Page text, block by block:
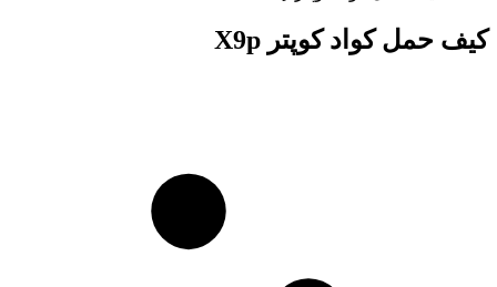
کیف حمل کواد کوپتر X9p